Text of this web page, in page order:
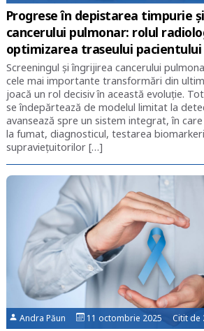
Progrese în depistarea timpurie
cancerului pulmonar: rolul
optimizarea traseului pacientului
Screeningul și îngrijirea cancerului
cele mai importante transformări din
joacă un rol decisiv în această evoluție.
se îndepărtează de modelul limitat la
avansează spre un sistem integrat, în
la fumat, diagnosticul, testarea
supraviețuitorilor […]
Andra Păun 11 octombrie 2025 Citit de